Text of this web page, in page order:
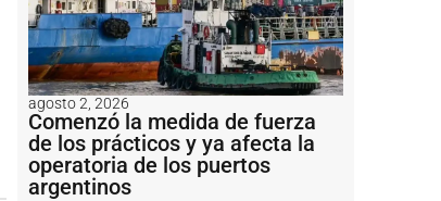
agosto 2, 2026
Comenzó la medida de fuerza
de los prácticos y ya afecta la
operatoria de los puertos
argentinos